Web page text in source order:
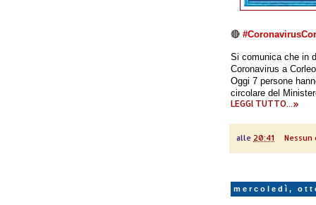
🔴
Si comunica che in
Coronavirus a
Oggi 7 persone
circolare del
LEGGI TUTTO...»
alle 20:41 Nessun
mercoledì,